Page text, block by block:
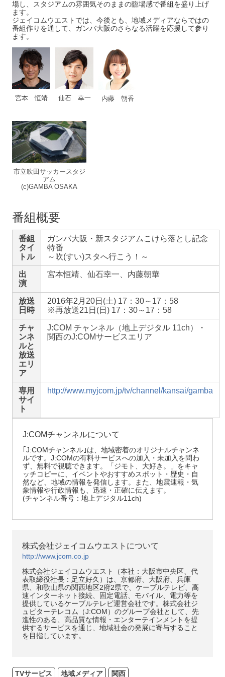
場し、スタジアムの雰囲気そのままの臨場感で番組を盛り上げ
ます。
ジェイコムウエストでは、今後とも、地域メディアならではの
番組作りを通して、ガンバ大阪のさらなる活躍を応援して参り
ます。
宮本 恒靖 仙石 幸一 内藤 朝香
市立吹田サッカースタジ
アム
(c)GAMBA OSAKA
番組概要
番組
タイ
トル
ガンバ大阪・新スタジアムこけら落とし記念
特番
～吹(すい)スタへ行こう！～
出
演
宮本恒靖、仙石幸一、内藤朝華
放送
日時
2016年2月20日(土) 17：30～17：58
※再放送21日(日) 17：30～17：58
チャ
ンネ
ルと
放送
エリ
ア
J:COM チャンネル（地上デジタル 11ch）・
関西のJ:COMサービスエリア
専用
サイ
ト
http://www.myjcom.jp/tv/channel/kansai/gamba
J:COMチャンネルについて
｢J:COMチャンネル｣は、地域密着のオリジナルチャンネ
ルです。J:COMの有料サービスへの加入・未加入を問わ
ず、無料で視聴できます。「ジモト、大好き。」をキャ
ッチコピーに、イベントやおすすめスポット・歴史・自
然など、地域の情報を発信します。また、地震速報・気
象情報や行政情報も、迅速・正確に伝えます。
(チャンネル番号：地上デジタル11ch)
株式会社ジェイコムウエストについて
http://www.jcom.co.jp
株式会社ジェイコムウエスト（本社：大阪市中央区、代
表取締役社長：足立好久）は、京都府、大阪府、兵庫
県、和歌山県の関西地区2府2県で、ケーブルテレビ、高
速インターネット接続、固定電話、モバイル、電力等を
提供しているケーブルテレビ運営会社です。株式会社ジ
ュピターテレコム（J:COM）のグループ会社として、先
進性のある、高品質な情報・エンターテインメントを提
供するサービスを通じ、地域社会の発展に寄与すること
を目指しています。
TVサービス 地域メディア 関西